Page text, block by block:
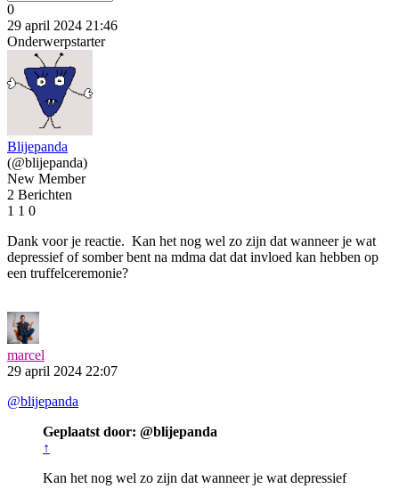
0
29 april 2024 21:46
Onderwerpstarter
Blijepanda
(@blijepanda)
New Member
2 Berichten
1 1 0
Dank voor je reactie. Kan het nog wel zo zijn dat wanneer je wat
depressief of somber bent na mdma dat dat invloed kan hebben op
een truffelceremonie?
marcel
29 april 2024 22:07
@blijepanda
Geplaatst door: @blijepanda
↑
Kan het nog wel zo zijn dat wanneer je wat depressief